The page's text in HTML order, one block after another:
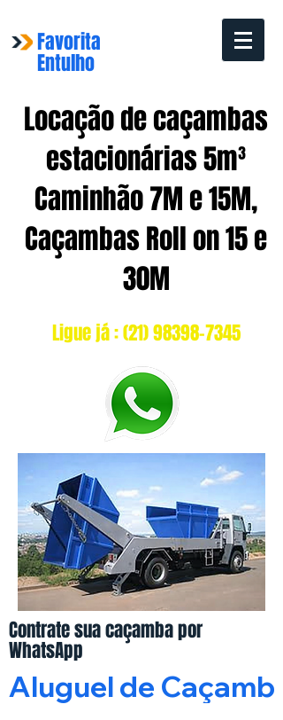
Favorita
Entulho
Locação de caçambas
estacionárias 5m³
Caminhão 7M e 15M,
Caçambas Roll on 15 e
30M
Ligue já :(21) 98398-7345
Contrate sua caçamba por
WhatsApp
Aluguel de